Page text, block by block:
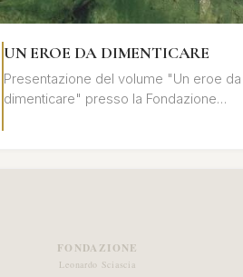
UN EROE DA DIMENTICARE
Presentazione del volume "Un eroe da
dimenticare" presso la Fondazione